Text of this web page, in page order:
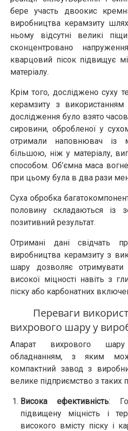
бере участь двоокис
виробництва керамзиту
ньому відсутні великі
сконцентровано
кварцовий пісок підвищує
матеріалу.
Крім того, досліджено суху
керамзиту з
дослідження було взято
сировини, обробленої у
отримали наповнювач із
більшою, ніж у матеріалу,
способом. Об’ємна маса
при цьому була в два рази
Суха обробка
половину складаються із
позитивний результат.
Отримані дані свідчать
виробництва керамзиту з
шару дозволяє отримувати
високої міцності навіть з
піску або карбонатних
Переваги
вихрового шару у
Апарат вихрового
обладнанням, з яким
компактний завод з
велике підприємство з таких
Висока ефективність:
підвищену міцність і
високого вмісту піску і